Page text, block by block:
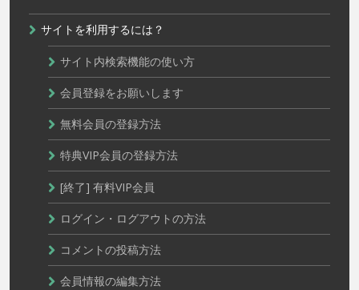
サイトを利用するには？
サイト内検索機能の使い方
会員登録をお願いします
無料会員の登録方法
特典VIP会員の登録方法
[終了] 有料VIP会員
ログイン・ログアウトの方法
コメントの投稿方法
会員情報の編集方法